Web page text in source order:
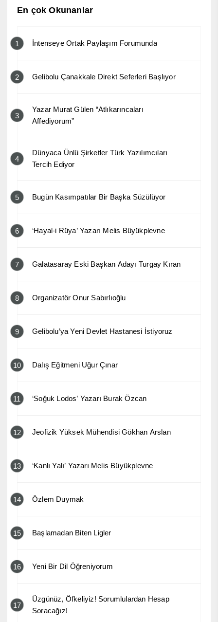
En çok Okunanlar
1 İntenseye Ortak Paylaşım Forumunda
2 Gelibolu Çanakkale Direkt Seferleri Başlıyor
3
Yazar Murat Gülen “Atlıkarıncaları
Affediyorum”
4
Dünyaca Ünlü Şirketler Türk Yazılımcıları
Tercih Ediyor
5 Bugün Kasımpatılar Bir Başka Süzülüyor
6 ‘Hayal-i Rüya’ Yazarı Melis Büyükplevne
7 Galatasaray Eski Başkan Adayı Turgay Kıran
8 Organizatör Onur Sabırlıoğlu
9 Gelibolu’ya Yeni Devlet Hastanesi İstiyoruz
10 Dalış Eğitmeni Uğur Çınar
11 ‘Soğuk Lodos’ Yazarı Burak Özcan
12 Jeofizik Yüksek Mühendisi Gökhan Arslan
13 ‘Kanlı Yalı’ Yazarı Melis Büyükplevne
14 Özlem Duymak
15 Başlamadan Biten Ligler
16 Yeni Bir Dil Öğreniyorum
17
Üzgünüz, Öfkeliyiz! Sorumlulardan Hesap
Soracağız!